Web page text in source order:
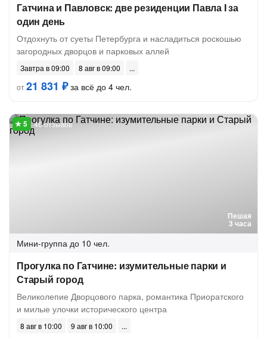
Гатчина и Павловск: две резиденции Павла I за
один день
Отдохнуть от суеты Петербурга и насладиться роскошью
загородных дворцов и парковых аллей
Завтра в 09:00
8 авг в 09:00
от21 831 ₽за всё до 4 чел.
Пешая
3 часа
46 отзывов
Мини-группа до 10 чел.
Прогулка по Гатчине: изумительные парки и
Старый город
Великолепие Дворцового парка, романтика Приоратского
и милые улочки исторического центра
8 авг в 10:00 9 авг в 10:00